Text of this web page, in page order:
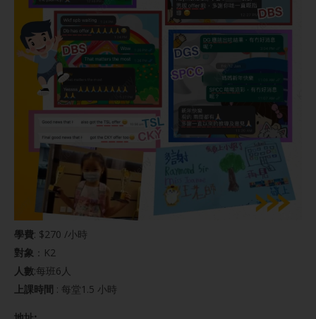
學費: $270 /小時
對象 ：K2
人數:每班6人
上課時間 : 每堂1.5 小時